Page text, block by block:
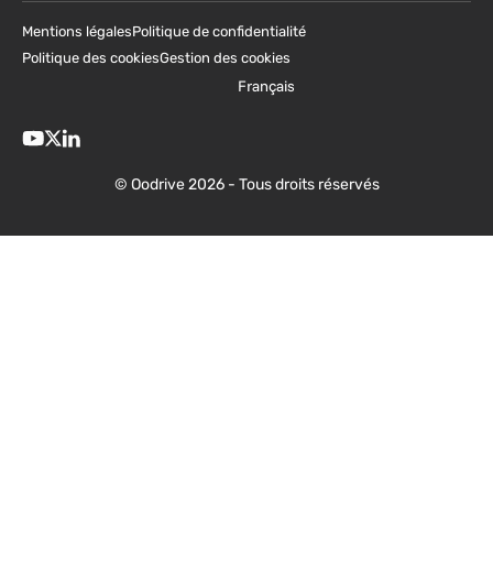
© Oodrive 2026 - Tous droits réservés
Mentions légalesPolitique de confidentialité
Politique des cookiesGestion des cookies
Français